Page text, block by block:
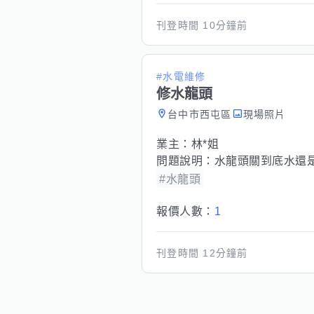
刊登時間 10分鐘前
#水電維修
修水龍頭
台中市西屯區 現場照片
業主： 林*姐
問題說明： 水龍頭關到底水還
#水龍頭
報價人數： 1
刊登時間 12分鐘前